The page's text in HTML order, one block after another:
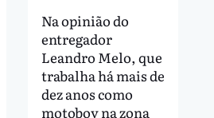
Na opinião do
entregador
Leandro Melo, que
trabalha há mais de
dez anos como
motoboy na zona